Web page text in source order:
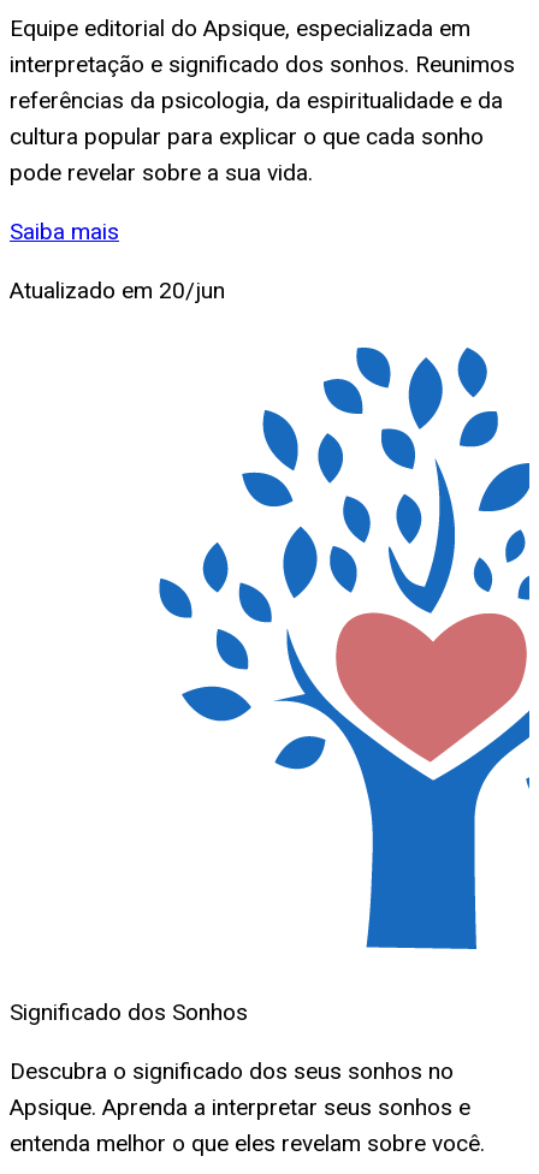
Equipe editorial do Apsique, especializada em
interpretação e significado dos sonhos. Reunimos
referências da psicologia, da espiritualidade e da
cultura popular para explicar o que cada sonho
pode revelar sobre a sua vida.
Saiba mais
Atualizado em 20/jun
Significado dos Sonhos
Descubra o significado dos seus sonhos no
Apsique. Aprenda a interpretar seus sonhos e
entenda melhor o que eles revelam sobre você.